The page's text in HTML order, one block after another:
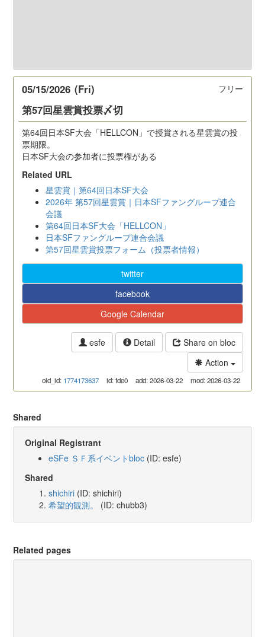
フリー
05/15/2026 (Fri)
第57回星雲賞投票〆切
第64回日本SF大会「HELLCON」で授賞される星雲賞の投
票期限。
日本SF大会の参加者に投票権がある
Related URL
星雲賞｜第64回日本SF大会
2026年 第57回星雲賞｜日本SFファングループ連合
会議
第64回日本SF大会「HELLCON」
日本SFファングループ連合会議
第57回星雲賞投票フォーム（投票者情報）
twitter
facebook
Google Calendar
esfe Detail
Share on bloc
Action
old_id: 1774173637 id: fde0 add: 2026-03-22 mod: 2026-03-22
Shared
Original Registrant
eSFe ＳＦ系イベントbloc (ID: esfe)
Shared
shichiri (ID: shichiri)
希望的観測。
(ID: chubb3)
Related pages